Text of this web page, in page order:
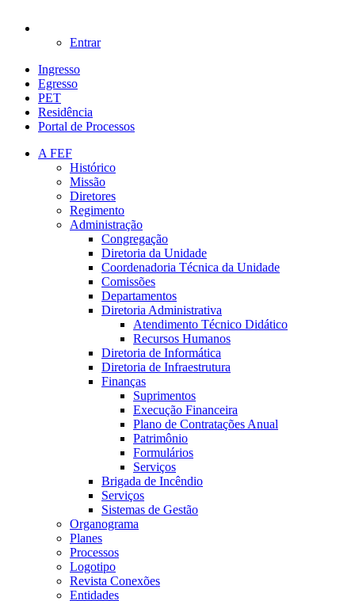
Entrar
Ingresso
Egresso
PET
Residência
Portal de Processos
A FEF
Histórico
Missão
Diretores
Regimento
Administração
Congregação
Diretoria da Unidade
Coordenadoria Técnica da Unidade
Comissões
Departamentos
Diretoria Administrativa
Atendimento Técnico Didático
Recursos Humanos
Diretoria de Informática
Diretoria de Infraestrutura
Finanças
Suprimentos
Execução Financeira
Plano de Contratações Anual
Patrimônio
Formulários
Serviços
Brigada de Incêndio
Serviços
Sistemas de Gestão
Organograma
Planes
Processos
Logotipo
Revista Conexões
Entidades